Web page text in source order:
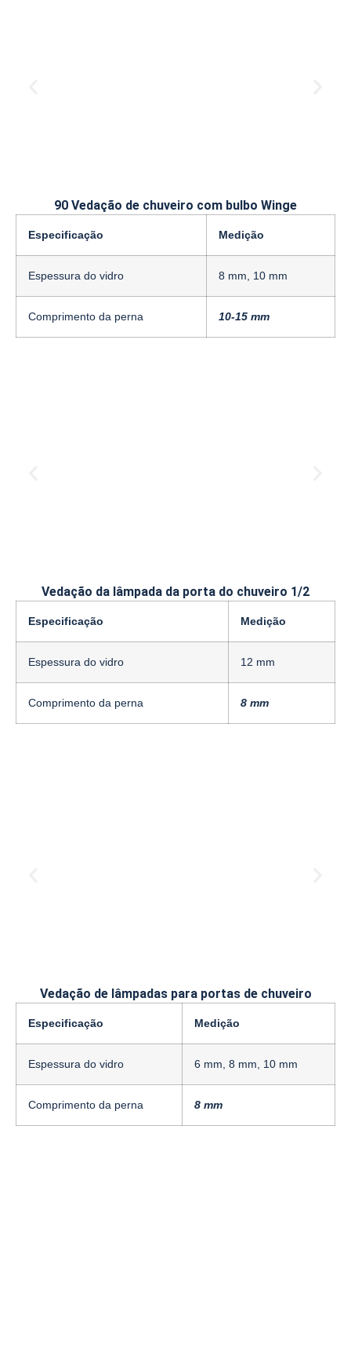
90 Vedação de chuveiro com bulbo Winge
Especificação Medição
Espessura do vidro 8 mm, 10 mm
Comprimento da perna 10-15 mm
Vedação da lâmpada da porta do chuveiro 1/2
Especificação Medição
Espessura do vidro 12 mm
Comprimento da perna 8 mm
Vedação de lâmpadas para portas de chuveiro
Especificação Medição
Espessura do vidro 6 mm, 8 mm, 10 mm
Comprimento da perna 8 mm